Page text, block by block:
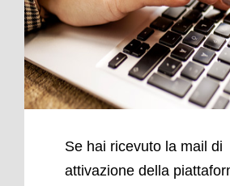
Se hai ricevuto la mail di
attivazione della